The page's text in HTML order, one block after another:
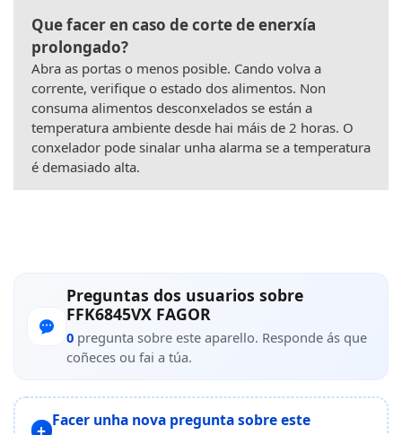
Que facer en caso de corte de enerxía
prolongado?
Abra as portas o menos posible. Cando volva a
corrente, verifique o estado dos alimentos. Non
consuma alimentos desconxelados se están a
temperatura ambiente desde hai máis de 2 horas. O
conxelador pode sinalar unha alarma se a temperatura
é demasiado alta.
Preguntas dos usuarios sobre
FFK6845VX FAGOR
0 pregunta sobre este aparello. Responde ás que
coñeces ou fai a túa.
Facer unha nova pregunta sobre este